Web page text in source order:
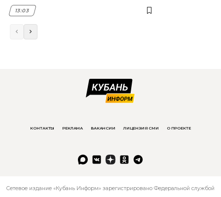
13:03
КОНТАКТЫ РЕКЛАМА ВАКАНСИИ ЛИЦЕНЗИЯ СМИ О ПРОЕКТЕ
Сетевое издание «Кубань Информ» зарегистрировано Федеральной службой